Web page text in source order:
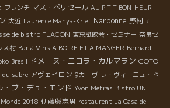
フレンチ マス・ぺリセール AU P'TIT BON-HEUR
大近 Laurence Manya-Krief Narbonne 野村ユニ
de bistro FLACON 東京試飲会・セミナー 奈良セ
ス村 Bar à Vins A BOIRE ET A MANGER Bernard
Bresil ドメーヌ・ニコラ・カルマラン GOTO
du sabre アヴェイロン 9カーヴ レ・ヴィーニュ・ド
・ブ・デュ・モンド Yvon Metras Bistro UN
Monde 2018 伊藤與志男 restaurent La Casa del